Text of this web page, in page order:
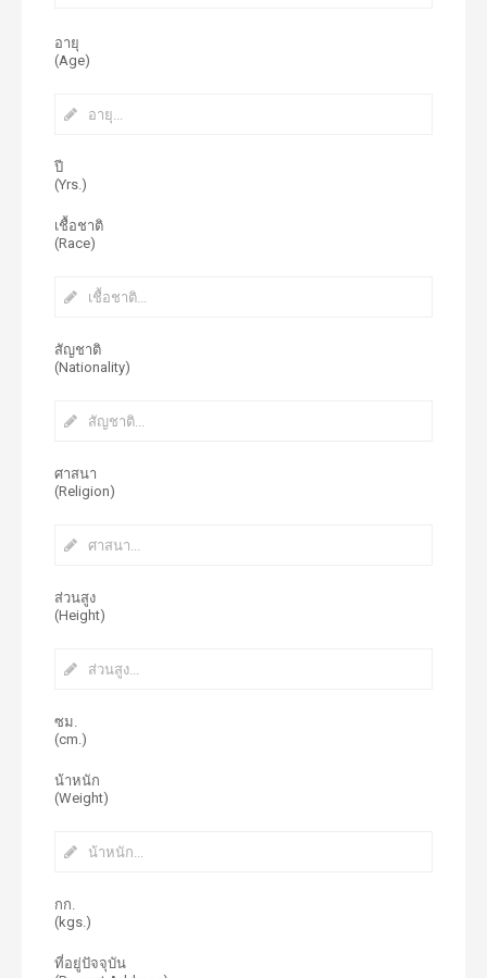
อายุ
(Age)
ปี
(Yrs.)
เชื้อชาติ
(Race)
สัญชาติ
(Nationality)
ศาสนา
(Religion)
ส่วนสูง
(Height)
ซม.
(cm.)
น้าหนัก
(Weight)
กก.
(kgs.)
ที่อยู่ปัจจุบัน